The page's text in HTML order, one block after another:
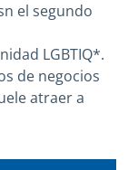
el segundo
LGBTIQ*.
de negocios
atraer a